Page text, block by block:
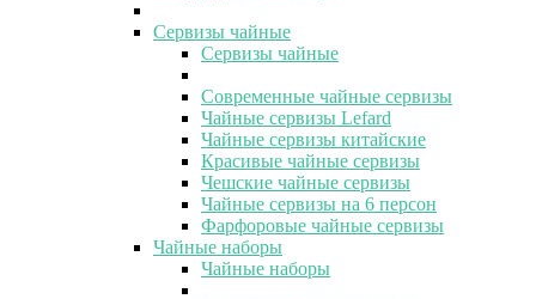
Сервизы чайные
Сервизы чайные
Современные чайные сервизы
Чайные сервизы Lefard
Чайные сервизы китайские
Красивые чайные сервизы
Чешские чайные сервизы
Чайные сервизы на 6 персон
Фарфоровые чайные сервизы
Чайные наборы
Чайные наборы